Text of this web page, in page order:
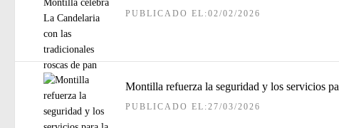
PUBLICADO EL:02/02/2026
Montilla refuerza la seguridad y los servicios
PUBLICADO EL:27/03/2026